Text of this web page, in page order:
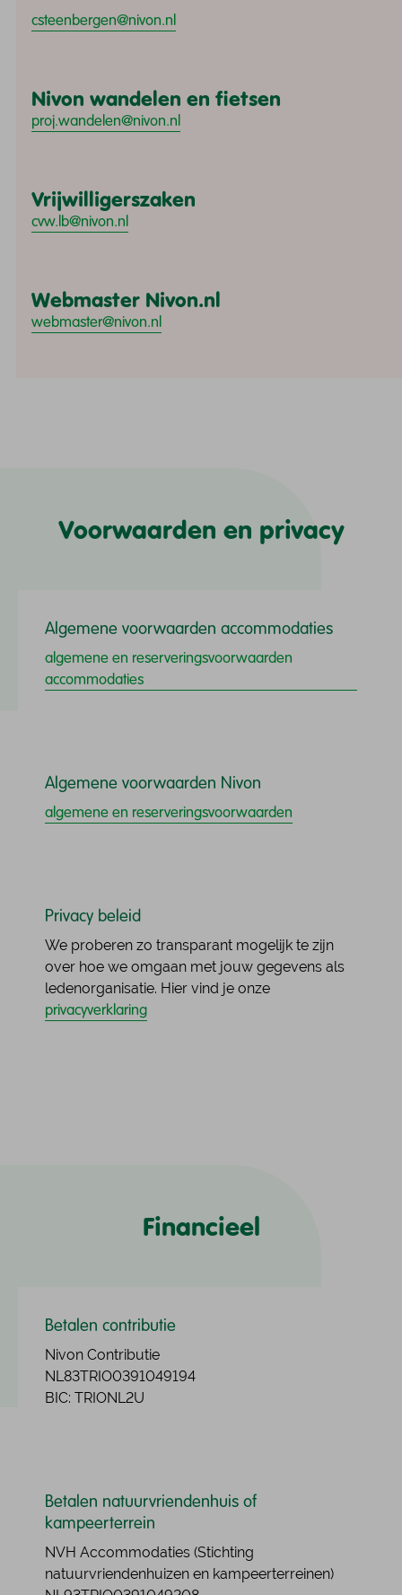
csteenbergen@nivon.nl
Nivon wandelen en fietsen
proj.wandelen@nivon.nl
Vrijwilligerszaken
cvw.lb@nivon.nl
Webmaster Nivon.nl
webmaster@nivon.nl
Voorwaarden en privacy
Algemene voorwaarden accommodaties
algemene en reserveringsvoorwaarden
accommodaties
Algemene voorwaarden Nivon
algemene en reserveringsvoorwaarden
Privacy beleid
We proberen zo transparant mogelijk te zijn
over hoe we omgaan met jouw gegevens als
ledenorganisatie. Hier vind je onze
privacyverklaring
Financieel
Betalen contributie
Nivon Contributie
NL83TRIO0391049194
BIC: TRIONL2U
Betalen natuurvriendenhuis of
kampeerterrein
NVH Accommodaties (Stichting
natuurvriendenhuizen en kampeerterreinen)